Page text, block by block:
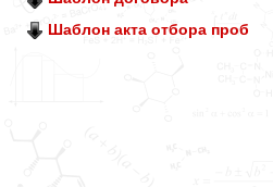
Шаблон акта отбора проб